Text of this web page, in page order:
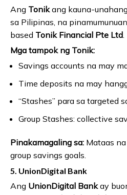
Ang Tonikang kauna-
sa Pilipinas, na
based Tonik Financial Pte Ltd
Mga tampok ng Tonik:
Savings accounts na may
Time deposits na may
“Stashes” para sa targeted
Group Stashes: collective
Pinakamagaling sa: Mataas
group savings goals.
5. UnionDigital Bank
Ang UnionDigital Bankay